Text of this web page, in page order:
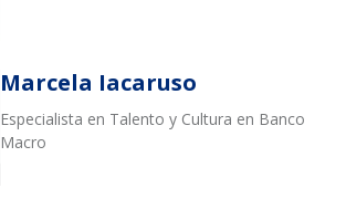
Marcela Iacaruso
Especialista en Talento y Cultura en Banco
Macro